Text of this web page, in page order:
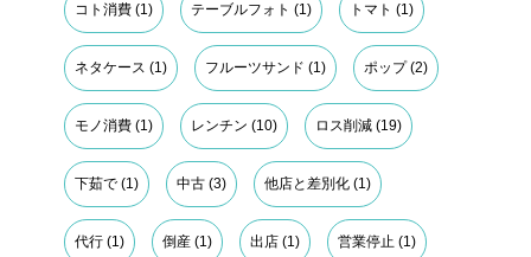
コト消費 (1) テーブルフォト (1) トマト (1)
ネタケース (1) フルーツサンド (1) ポップ(2)
モノ消費 (1) レンチン (10) ロス削減 (19)
下茹で (1) 中古 (3) 他店と差別化 (1)
代行 (1) 倒産 (1) 出店 (1) 営業停止 (1)